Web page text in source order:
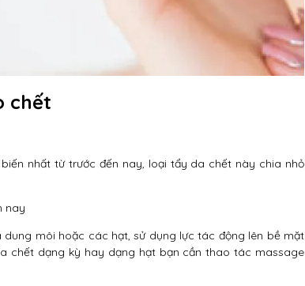
chết
nhất từ trước đến nay, loại tẩy da chết này chia nhỏ
nay
môi hoặc các hạt, sử dụng lực tác động lên bề mặt
chết dạng kỳ hay dạng hạt bạn cần thao tác massage